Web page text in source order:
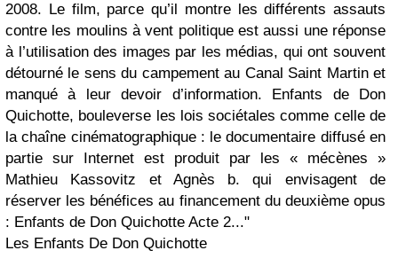
2008. Le film, parce qu’il montre les différents assauts
contre les moulins à vent politique est aussi une réponse
à l’utilisation des images par les médias, qui ont souvent
détourné le sens du campement au Canal Saint Martin et
manqué à leur devoir d’information. Enfants de Don
Quichotte, bouleverse les lois sociétales comme celle de
la chaîne cinématographique : le documentaire diffusé en
partie sur Internet est produit par les « mécènes »
Mathieu Kassovitz et Agnès b. qui envisagent de
réserver les bénéfices au financement du deuxième opus
: Enfants de Don Quichotte Acte 2..."
Les Enfants De Don Quichotte